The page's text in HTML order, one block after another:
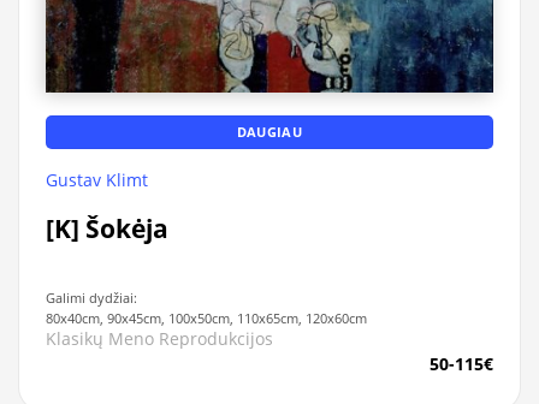
DAUGIAU
Gustav Klimt
[K] Šokėja
Galimi dydžiai:
80x40cm, 90x45cm, 100x50cm, 110x65cm, 120x60cm
Klasikų Meno Reprodukcijos
50-115€